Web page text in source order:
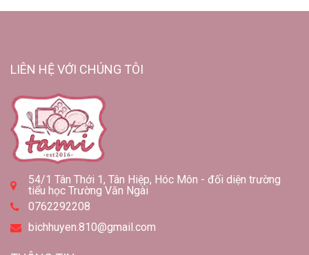
LIÊN HỆ VỚI CHÚNG TÔI
54/1 Tân Thới 1, Tân Hiệp, Hóc Môn - đối diện trường
tiểu học Trường Văn Ngài
0762292208
bichhuyen.810@gmail.com